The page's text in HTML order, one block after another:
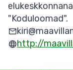
"Koduloomad".
http://